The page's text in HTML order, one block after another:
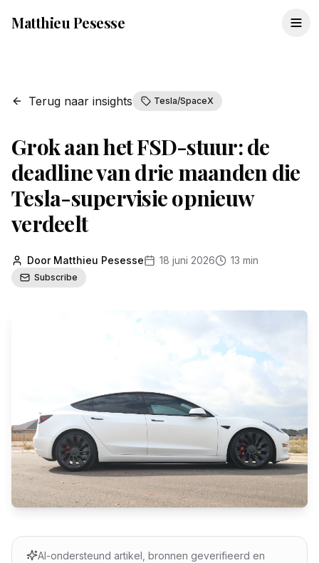
Matthieu Pesesse
Terug naar insights Tesla/SpaceX
Grok aan het FSD-stuur: de
deadline van drie maanden die
Tesla-supervisie opnieuw
verdeelt
Door Matthieu Pesesse 18 juni 2026 13 min
Subscribe
AI-ondersteund artikel, bronnen geverifieerd en